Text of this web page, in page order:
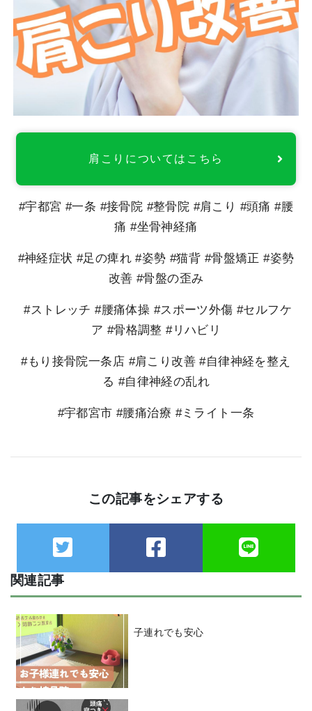
肩こりについてはこちら
#宇都宮 #一条 #接骨院 #整骨院 #肩こり #頭痛 #腰
痛 #坐骨神経痛
#神経症状 #足の痺れ #姿勢 #猫背 #骨盤矯正 #姿勢
改善 #骨盤の歪み
#ストレッチ #腰痛体操 #スポーツ外傷 #セルフケ
ア #骨格調整 #リハビリ
#もり接骨院一条店 #肩こり改善 #自律神経を整え
る #自律神経の乱れ
#宇都宮市 #腰痛治療 #ミライト一条
この記事をシェアする
関連記事
子連れでも安心